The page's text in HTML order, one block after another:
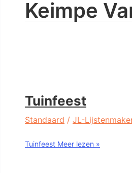
Keimpe
Tuinfeest
Standaard / JL-
Tuinfeest Meer lezen »